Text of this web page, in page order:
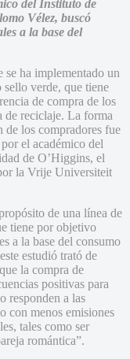
del Instituto de
Vélez, buscó
a la base del
se ha implementado un
sello verde, que tiene
de compra de los
de reciclaje. La forma
de los compradores fue
el académico del
de O’Higgins, el
la Vrije Universiteit
de una línea de
tiene por objetivo
a la base del consumo
estudió trató de
la compra de
positivas para
responden a las
con menos emisiones
tales como ser
romántica”.